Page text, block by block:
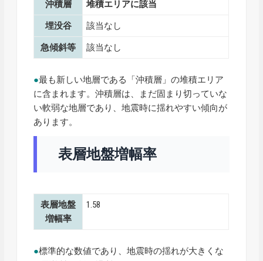
沖積層 堆積エリアに該当
埋没谷 該当なし
急傾斜等 該当なし
●最も新しい地層である「沖積層」の堆積エリア
に含まれます。沖積層は、まだ固まり切っていな
い軟弱な地層であり、地震時に揺れやすい傾向が
あります。
表層地盤増幅率
表層地盤
増幅率
1.58
●標準的な数値であり、地震時の揺れが大きくな